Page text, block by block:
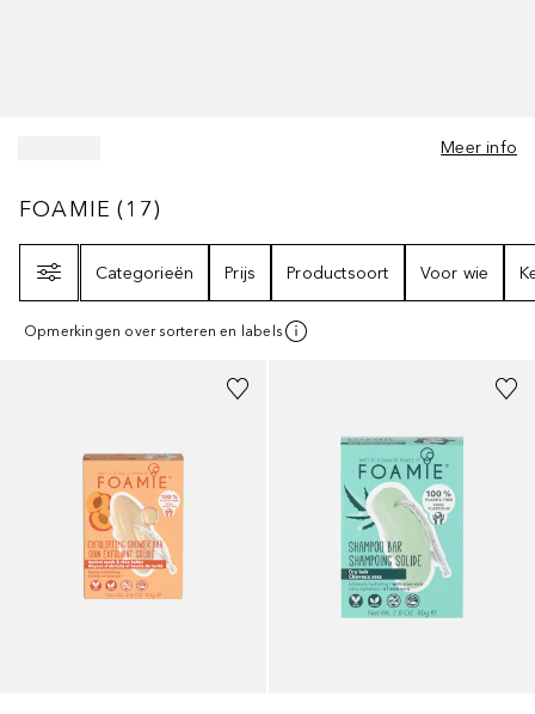
Meer info
FOAMIE 17
FOAMIE (17)
Categorieën
Prijs Productsoort Voor wie
Opmerkingen over sorteren en labels